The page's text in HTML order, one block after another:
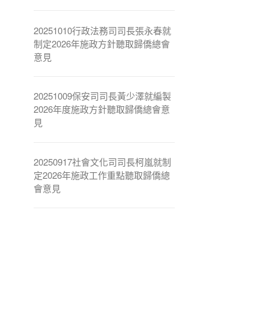
20251010行政法務司司長張永春就
制定2026年施政方針聽取歸僑總會
意見
20251009保安司司長黃少澤就編製
2026年度施政方針聽取歸僑總會意
見
20250917社會文化司司長柯嵐就制
定2026年施政工作重點聽取歸僑總
會意見